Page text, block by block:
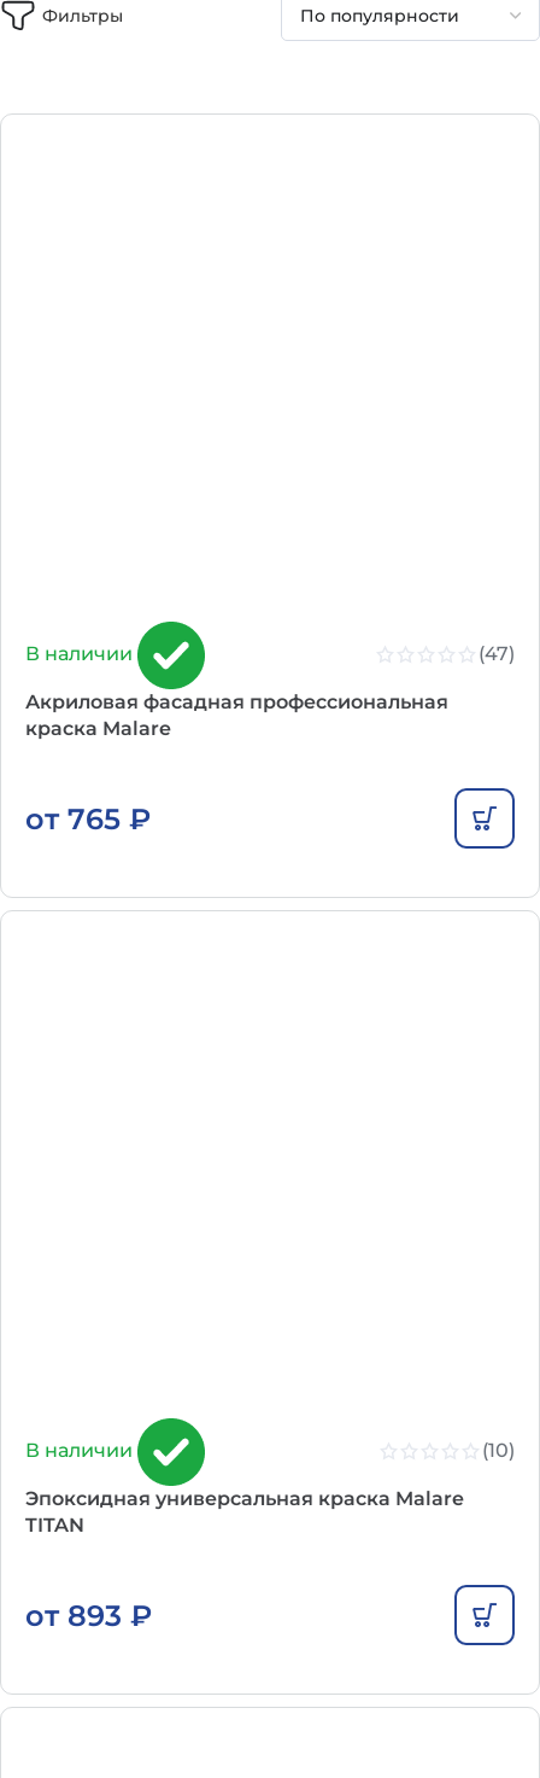
Фильтры
В наличии (47)
Акриловая фасадная профессиональная
краска Malare
от 765 ₽
В наличии (10)
Эпоксидная универсальная краска Malare
TITAN
от 893 ₽